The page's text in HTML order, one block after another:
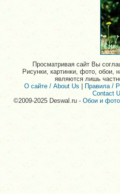
Просматривая сайт Вы
Рисунки, картинки, фото, обои,
являются лишь
О сайте / About Us
Правила /
Contact
©2009-2025 Deswal.ru -Обои и